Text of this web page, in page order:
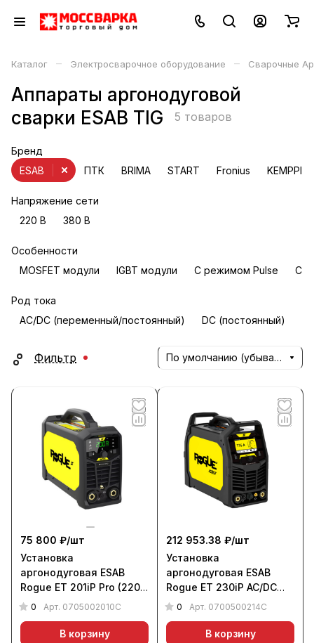
Каталог – Электросварочное оборудование – Сварочные
Аппараты аргонодуговой
сварки ESAB TIG
5 товаров
Бренд
ПТК
BRIMA START Fronius KEMPPI
ESAB
Напряжение сети
220 В
380 В
Особенности
MOSFET модули
IGBT модули С режимом Pulse С
Род тока
AC/DC (переменный/постоянный)
DC (постоянный)
Фильтр По умолчанию (убывание)
75 800 ₽/шт
Установка
аргонодуговая ESAB
Rogue ET 201iP Pro (220
В), НАКС
0 Арт. 0705002010C
В корзину
212 953.38 ₽/шт
Установка
аргонодуговая ESAB
Rogue ET 230iP AC/DC
(220 В), НАКС
0 Арт. 0700500214C
В корзину